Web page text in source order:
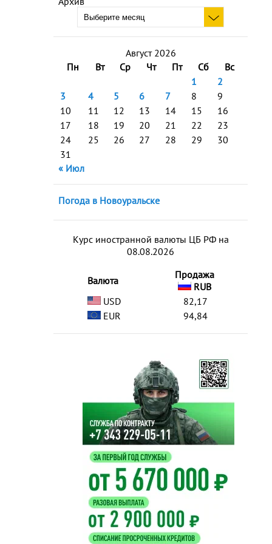
Август 2026
Пн
Вт Ср Чт Пт Сб
Вс
1
2
3
4 5 6 7 8
9
10
11 12 13 14 15
16
17
18 19 20 21 22
23
24
25 26 27 28 29
30
31
« Июл
Погода в Новоуральске
Курс иностранной валюты ЦБ РФ на
08.08.2026
Валюта
Продажа
RUB
USD
82,17
EUR
94,84